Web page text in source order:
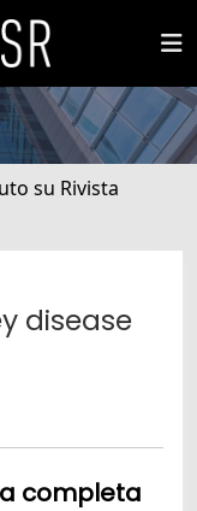
su Rivista
disease
completa